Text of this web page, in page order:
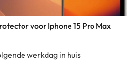
voor Iphone 15 Pro Max
werkdag in huis